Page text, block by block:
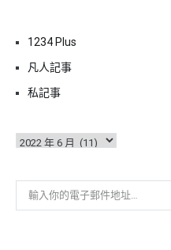
1234 Plus
凡人記事
私記事
彙
輸入你的電子郵件地址…